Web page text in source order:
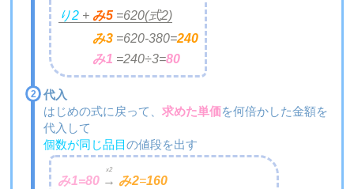
り2+ み5=
み3=
み1 =
620(式2)
620-380=240
240÷3=80
代入
はじめの式に戻って、 求めた単価を何倍かした金額を
代入して
個数が同じ品目の値段を出す
み1=80 →
x2
み2=160